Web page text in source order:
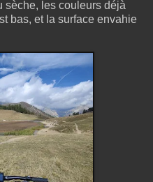
sèche, les couleurs déjà
bas, et la surface envahie